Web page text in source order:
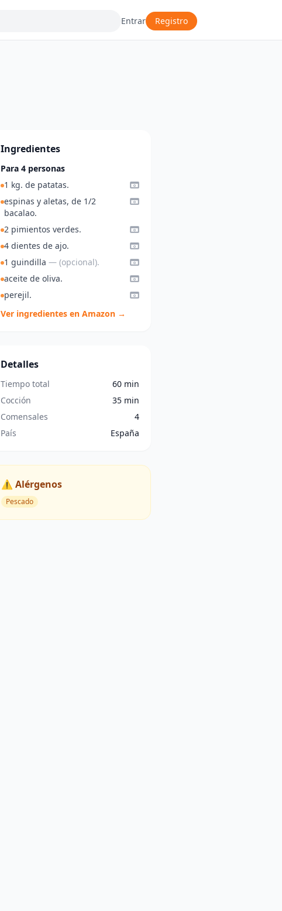
Entrar Registro
Ingredientes
Para 4 personas
1 kg. de patatas.
espinas y aletas, de 1/2
bacalao.
2 pimientos verdes.
4 dientes de ajo.
1 guindilla — (opcional).
aceite de oliva.
perejil.
Ver ingredientes en Amazon →
Detalles
Tiempo total
60 min
Cocción
35 min
Comensales
4
País
España
⚠️ Alérgenos
Pescado